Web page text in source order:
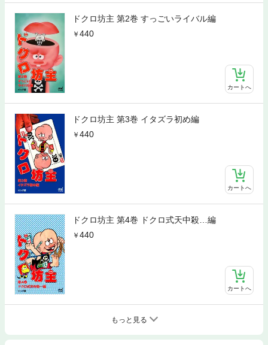
ドクロ坊主 第2巻 すっごいライバル編
440
カートへ
ドクロ坊主 第3巻 イタズラ初め編
440
カートへ
ドクロ坊主 第4巻 ドクロ式天中殺…編
440
カートへ
もっと見る